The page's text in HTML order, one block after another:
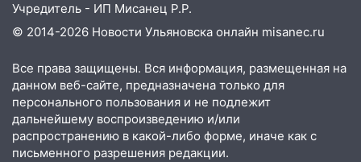
13:14 Ураган оторвал светофор на
проспекте Филатова в Ульяновске
13:12 Дерево пробило крышу дома на
Новгородской в Ульяновске и рухнуло
на электрощит
13:10 В Заволжском районе дерево
упало во дворе
Учредитель - ИП Мисанец Р.Р.
© 2014-2026 Новости Ульяновска онлайн misanec.ru
Все права защищены. Вся информация, размещенная на
данном веб-сайте, предназначена только для
персонального пользования и не подлежит
дальнейшему воспроизведению и/или
распространению в какой-либо форме, иначе как с
письменного разрешения редакции.